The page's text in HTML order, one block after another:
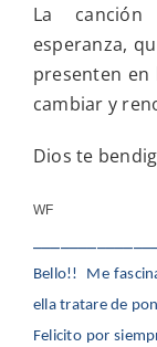
La
esperanza,
presenten
cambiar y
Dios te
WF
Bello!! Me
ella tratare de
Felicito por